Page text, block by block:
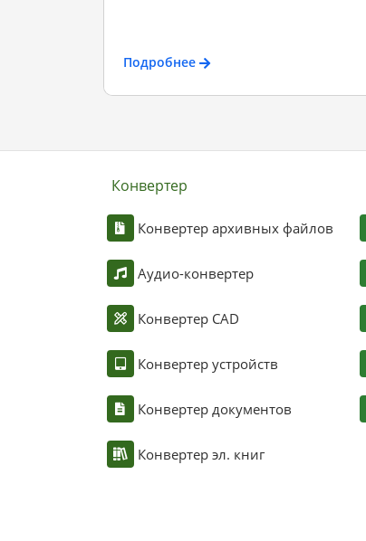
Подробнее
Конвертер
Конвертер архивных файлов
Аудио-конвертер
Конвертер CAD
Конвертер устройств
Конвертер документов
Конвертер эл. книг